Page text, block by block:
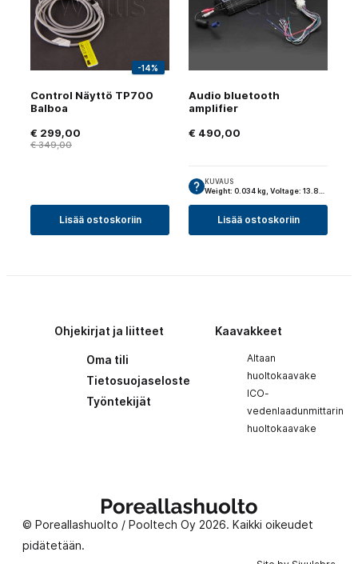
-14%
Control Näyttö TP700
Balboa
€349,00
€ 299,00
Lisää ostoskoriin
Audio bluetooth
amplifier
€ 490,00
KUVAUS
Weight: 0.034 kg, Voltage: 13.8…
Lisää ostoskoriin
Ohjekirjat ja liitteet
Oma tili
Tietosuojaseloste
Työntekijät
Kaavakkeet
Altaan
huoltokaavake
ICO-
vedenlaadunmittarin
huoltokaavake
Poreallashuolto
© Poreallashuolto / Pooltech Oy 2026. Kaikki oikeudet
pidätetään.